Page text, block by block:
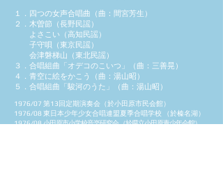
１．四つの女声合唱曲（曲：間宮芳生）
２．木曽節（長野民謡）
よさこい（高知民謡）
子守唄（東京民謡）
会津磐梯山（東北民謡）
３．合唱組曲「オデコのこいつ」（曲：三善晃）
４．青空に絵をかこう（曲：湯山昭）
５．合唱組曲「駿河のうた」（曲：湯山昭）
1976/07 第13回定期演奏会（於小田原市民会館）
1976/08 東日本少年少女合唱連盟夏季合唱学校 （於榛名湖）
1976/08小田原市小学校音楽研究会 （於県立小田原青少年会館）